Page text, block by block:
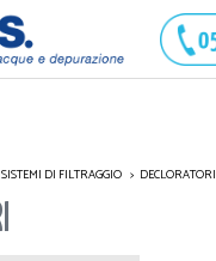
SISTEMI DI FILTRAGGIO DECLORATORI